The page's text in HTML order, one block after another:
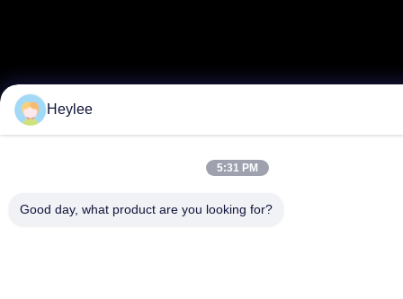
Heylee
5:31 PM
Good day, what product are you looking for?